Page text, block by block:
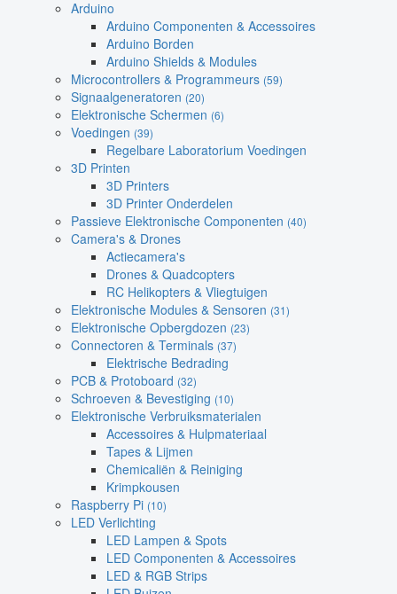
Arduino
Arduino Componenten & Accessoires
Arduino Borden
Arduino Shields & Modules
Microcontrollers & Programmeurs (59)
Signaalgeneratoren (20)
Elektronische Schermen (6)
Voedingen (39)
Regelbare Laboratorium Voedingen
3D Printen
3D Printers
3D Printer Onderdelen
Passieve Elektronische Componenten (40)
Camera's & Drones
Actiecamera's
Drones & Quadcopters
RC Helikopters & Vliegtuigen
Elektronische Modules & Sensoren (31)
Elektronische Opbergdozen (23)
Connectoren & Terminals (37)
Elektrische Bedrading
PCB & Protoboard (32)
Schroeven & Bevestiging (10)
Elektronische Verbruiksmaterialen
Accessoires & Hulpmateriaal
Tapes & Lijmen
Chemicaliën & Reiniging
Krimpkousen
Raspberry Pi (10)
LED Verlichting
LED Lampen & Spots
LED Componenten & Accessoires
LED & RGB Strips